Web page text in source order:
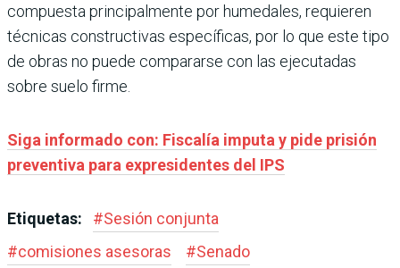
compuesta principalmente por humedales, requieren
técnicas constructivas específicas, por lo que este tipo
de obras no puede compararse con las ejecutadas
sobre suelo firme.
Siga informado con: Fiscalía imputa y pide prisión
preventiva para expresidentes del IPS
Etiquetas: #Sesión conjunta
#comisiones asesoras #Senado